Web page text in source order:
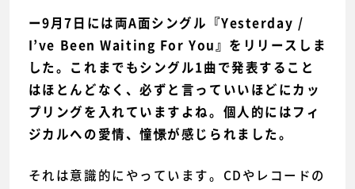
ー9月7日には両A面シングル『Yesterday /
I’ve Been Waiting For You』をリリースしま
した。これまでもシングル1曲で発表すること
はほとんどなく、必ずと言っていいほどにカッ
プリングを入れていますよね。個人的にはフィ
ジカルへの愛情、憧憬が感じられました。
それは意識的にやっています。CDやレコードの